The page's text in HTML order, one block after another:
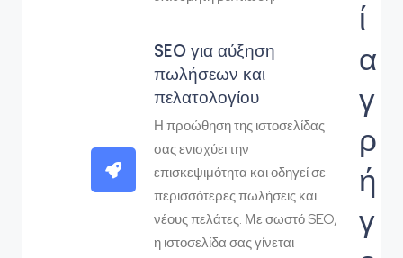
SEO για αύξηση
πωλήσεων και
πελατολογίου
Η προώθηση της ιστοσελίδας
σας ενισχύει την
επισκεψιμότητα και οδηγεί σε
περισσότερες πωλήσεις και
νέους πελάτες. Με σωστό SEO,
η ιστοσελίδα σας γίνεται
ί
α
γ
ρ
ή
γ